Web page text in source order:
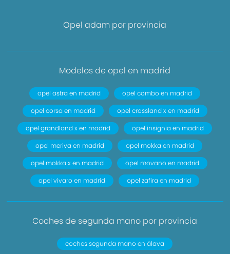
Opel adam por provincia
Modelos de opel en madrid
opel astra en madrid
opel combo en madrid
opel corsa en madrid
opel crossland x en madrid
opel grandland x en madrid
opel insignia en madrid
opel meriva en madrid
opel mokka en madrid
opel mokka x en madrid
opel movano en madrid
opel vivaro en madrid
opel zafira en madrid
Coches de segunda mano por provincia
coches segunda mano en álava